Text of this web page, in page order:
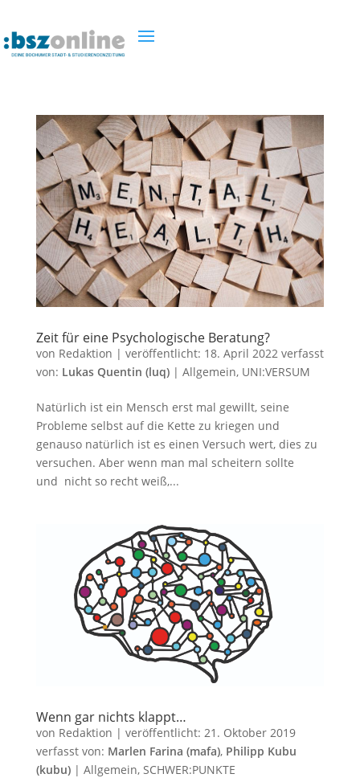
Zeit für eine Psychologische Beratung?
von Redaktion | veröffentlicht: 18. April 2022verfasst
von: Lukas Quentin (luq)| Allgemein, UNI:VERSUM
Natürlich ist ein Mensch erst mal gewillt, seine
Probleme selbst auf die Kette zu kriegen und
genauso natürlich ist es einen Versuch wert, dies zu
versuchen. Aber wenn man mal scheitern sollte
und nicht so recht weiß,...
Wenn gar nichts klappt…
von Redaktion | veröffentlicht: 21. Oktober 2019
verfasst von: Marlen Farina (mafa), Philipp Kubu
(kubu)| Allgemein, SCHWER:PUNKTE